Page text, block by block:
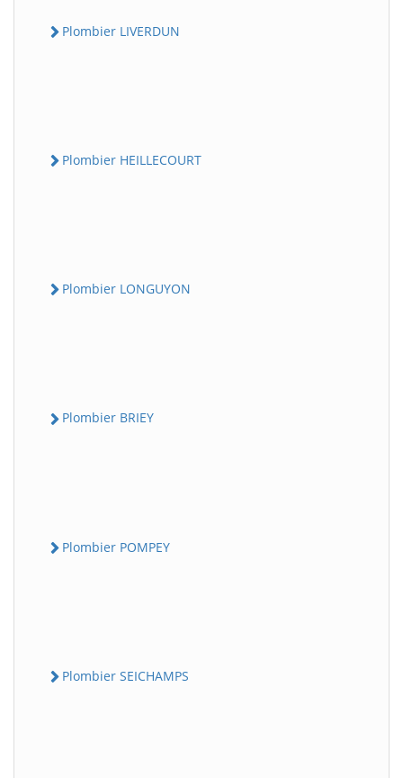
Plombier LIVERDUN
Plombier HEILLECOURT
Plombier LONGUYON
Plombier BRIEY
Plombier POMPEY
Plombier SEICHAMPS